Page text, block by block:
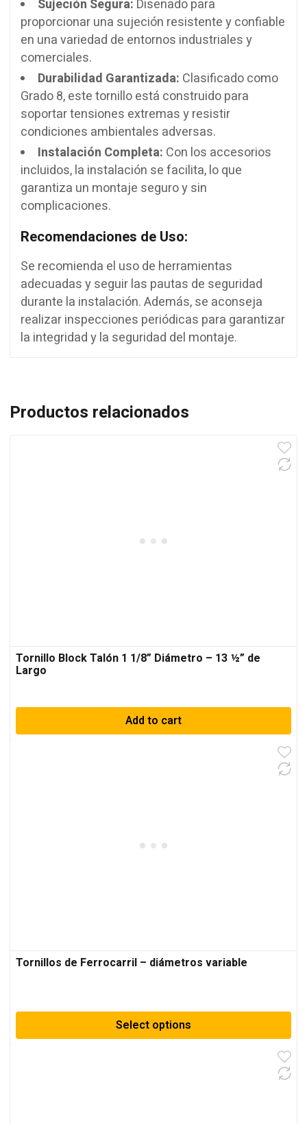
Sujeción Segura: Diseñado para
proporcionar una sujeción resistente y confiable
en una variedad de entornos industriales y
comerciales.
Durabilidad Garantizada: Clasificado como
Grado 8, este tornillo está construido para
soportar tensiones extremas y resistir
condiciones ambientales adversas.
Instalación Completa: Con los accesorios
incluidos, la instalación se facilita, lo que
garantiza un montaje seguro y sin
complicaciones.
Recomendaciones de Uso:
Se recomienda el uso de herramientas
adecuadas y seguir las pautas de seguridad
durante la instalación. Además, se aconseja
realizar inspecciones periódicas para garantizar
la integridad y la seguridad del montaje.
Productos relacionados
Tornillo Block Talón 1 1/8” Diámetro – 13 ½” de
Largo
Add to cart
Tornillos de Ferrocarril – diámetros variable
Select options